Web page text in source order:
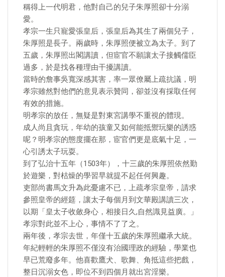
稱得上一代明君，他對自己的兒子朱厚照卻十分溺
愛。
孝宗一生只寵愛張皇后，張皇后為其生了兩個兒子，
朱厚照是長子。兩歲時，朱厚照便被立為太子。到了
五歲，朱厚照出閣講讀，但宦官不願讓太子接觸儒臣
過多，於是找各種理由干擾講讀。
當時的詹事吳寬深感其害，率一眾僚屬上疏抗議，明
孝宗雖然對他們的意見表示贊同，卻並沒有採取任何
有效的措施。
明孝宗的放任，無疑是對東宮講學不重視的體現。
成人尚且貪玩，年幼的孩童又如何能抵禦玩樂的誘惑
呢？明孝宗的態度擺在那，宦官們更是底氣十足，一
心引誘太子玩耍。
到了弘治十五年（1503年），十三歲的朱厚照依然勤
於遊樂，對枯燥的學習早就提不起任何興趣。
吏部尚書馬文升為此憂慮不已，上疏孝宗皇帝，請求
參照皇帝的經筵，讓太子每個月到文華殿講讀三次，
以期「皇太子收斂身心，相接日久,自然識見益廣。」
孝宗對此並不上心，事情不了了之。
兩年後，孝宗去世，年僅十五歲的朱厚照繼承大統。
年紀輕輕的朱厚照不僅沒有治國理政的經驗，學業也
早已荒廢多年。他喜歡鷹犬、歌舞、角抵這些把戲，
整日沉溺女色，即位不到四個月就出宮淫樂。